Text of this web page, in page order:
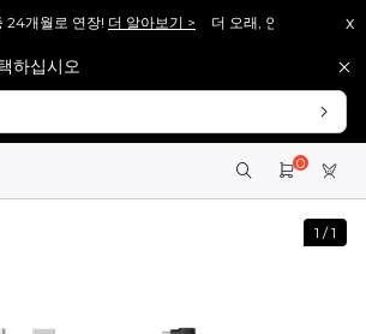
개월로 연장!더 알아보기 > 더 오래, 안심하고 그리
돌아왔습니다! [재입고 안내] 많은 분
돌아왔습니다! [재입고 안내] 많은 분
> 상당 포인트를 증정합니다. 바로가입 >
! Artist 12 3세대 핑크 에디션 출시!더 알아보기 >
x
하십시오
0
1 /1